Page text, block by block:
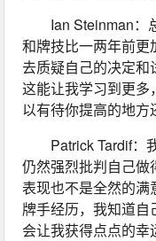
Ian Steinman：
和牌技比一两年前
去质疑自己的决定
这能让我学习到更
以有待你提高的地方
Patrick Tardif：
仍然强烈批判自己
表现也不是全然的
牌手经历，我知道
会让我获得点点的幸